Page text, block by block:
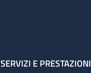
SERVIZI E PRESTAZIONI